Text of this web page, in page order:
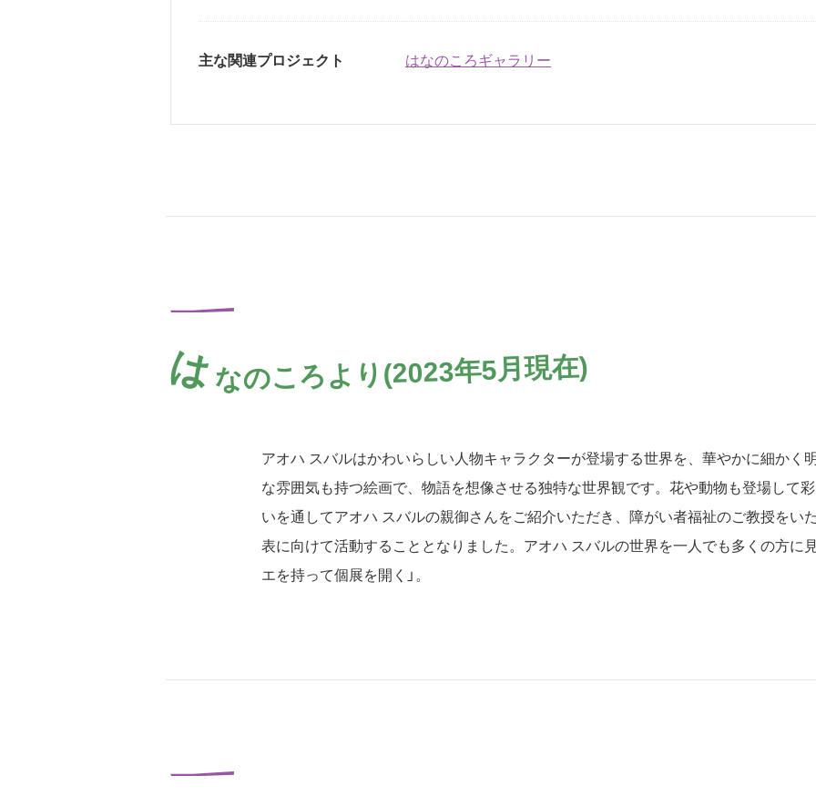
主な関連プロジェクト はなのころギャラリー
はなのころより(2023年5月現在)
アオハ スバルはかわいらしい人物キャラクターが登場する世界を、華やかに細かく
な雰囲気も持つ絵画で、物語を想像させる独特な世界観です。花や動物も登場して
いを通してアオハ スバルの親御さんをご紹介いただき、障がい者福祉のご教授をい
表に向けて活動することとなりました。アオハ スバルの世界を一人でも多くの方に
エを持って個展を開く」。